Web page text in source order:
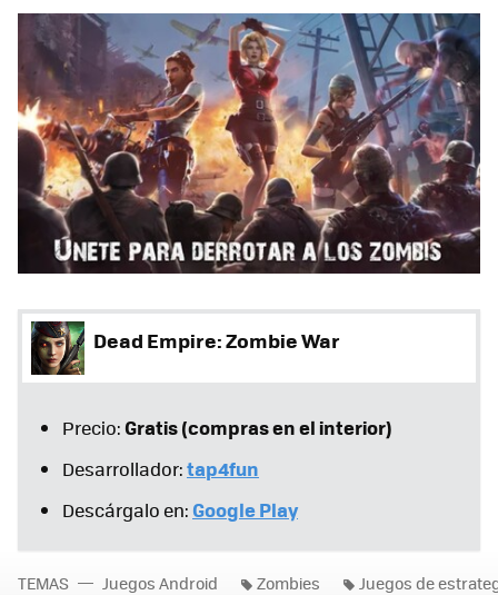
Dead Empire: Zombie War
Precio:Gratis (compras en el interior)
Desarrollador:tap4fun
Descárgalo en: Google Play
TEMAS Juegos Android Zombies Juegos de